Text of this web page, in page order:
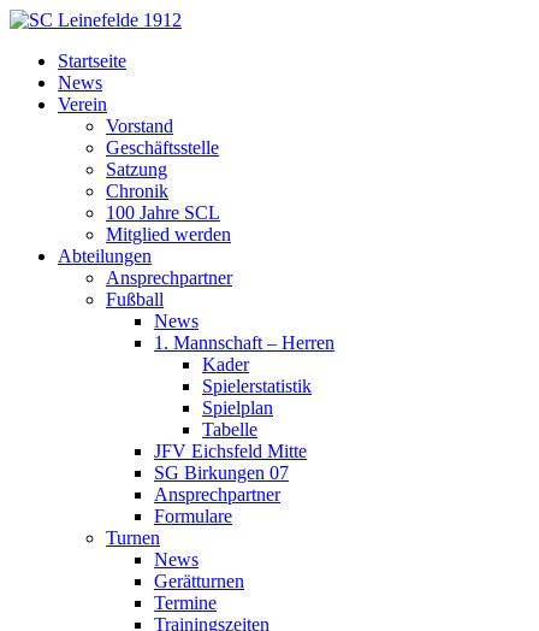
Startseite
News
Verein
Vorstand
Geschäftsstelle
Satzung
Chronik
100 Jahre SCL
Mitglied werden
Abteilungen
Ansprechpartner
Fußball
News
1. Mannschaft – Herren
Kader
Spielerstatistik
Spielplan
Tabelle
JFV Eichsfeld Mitte
SG Birkungen 07
Ansprechpartner
Formulare
Turnen
News
Gerätturnen
Termine
Trainingszeiten